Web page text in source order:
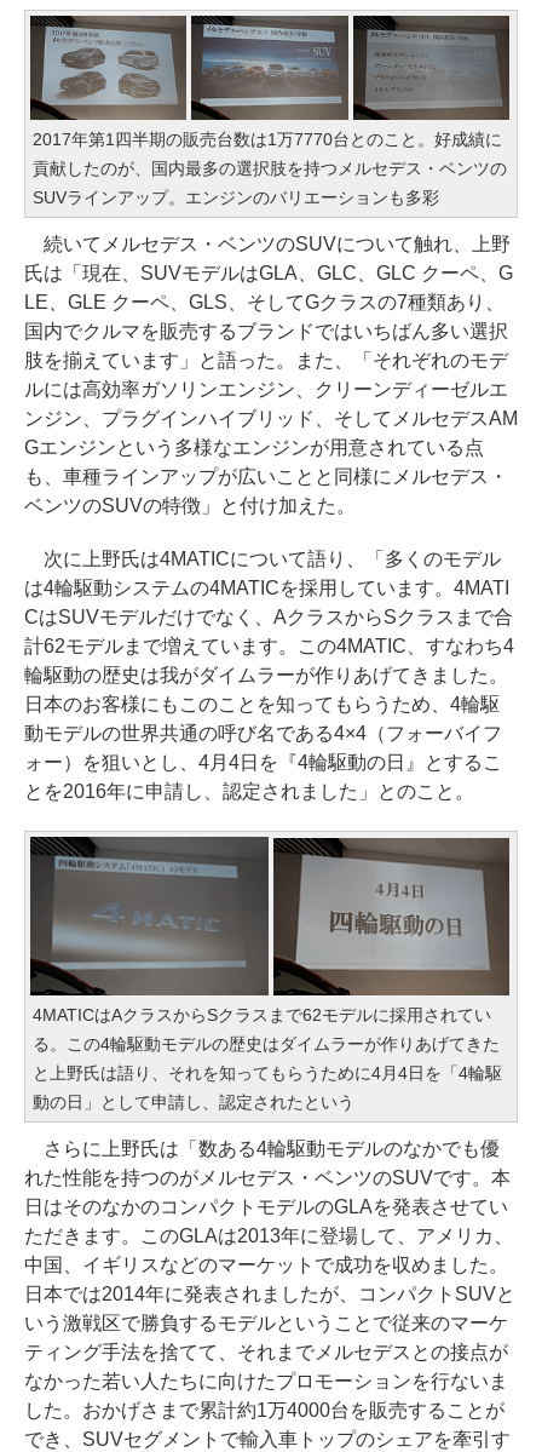
2017年第1四半期の販売台数は1万7770台とのこと。好成績に
貢献したのが、国内最多の選択肢を持つメルセデス・ベンツの
SUVラインアップ。エンジンのバリエーションも多彩
続いてメルセデス・ベンツのSUVについて触れ、上野
氏は「現在、SUVモデルはGLA、GLC、GLC クーペ、G
LE、GLE クーペ、GLS、そしてGクラスの7種類あり、
国内でクルマを販売するブランドではいちばん多い選択
肢を揃えています」と語った。また、「それぞれのモデ
ルには高効率ガソリンエンジン、クリーンディーゼルエ
ンジン、プラグインハイブリッド、そしてメルセデスAM
Gエンジンという多様なエンジンが用意されている点
も、車種ラインアップが広いことと同様にメルセデス・
ベンツのSUVの特徴」と付け加えた。
次に上野氏は4MATICについて語り、「多くのモデル
は4輪駆動システムの4MATICを採用しています。4MATI
CはSUVモデルだけでなく、AクラスからSクラスまで合
計62モデルまで増えています。この4MATIC、すなわち4
輪駆動の歴史は我がダイムラーが作りあげてきました。
日本のお客様にもこのことを知ってもらうため、4輪駆
動モデルの世界共通の呼び名である4×4（フォーバイフ
ォー）を狙いとし、4月4日を『4輪駆動の日』とするこ
とを2016年に申請し、認定されました」とのこと。
4MATICはAクラスからSクラスまで62モデルに採用されてい
る。この4輪駆動モデルの歴史はダイムラーが作りあげてきた
と上野氏は語り、それを知ってもらうために4月4日を「4輪駆
動の日」として申請し、認定されたという
さらに上野氏は「数ある4輪駆動モデルのなかでも優
れた性能を持つのがメルセデス・ベンツのSUVです。本
日はそのなかのコンパクトモデルのGLAを発表させてい
ただきます。このGLAは2013年に登場して、アメリカ、
中国、イギリスなどのマーケットで成功を収めました。
日本では2014年に発表されましたが、コンパクトSUVと
いう激戦区で勝負するモデルということで従来のマーケ
ティング手法を捨てて、それまでメルセデスとの接点が
なかった若い人たちに向けたプロモーションを行ないま
した。おかげさまで累計約1万4000台を販売することが
でき、SUVセグメントで輸入車トップのシェアを牽引す